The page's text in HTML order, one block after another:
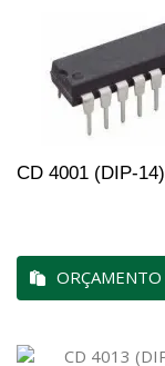
CD 4001 (DIP-14)
ORÇAMENTO